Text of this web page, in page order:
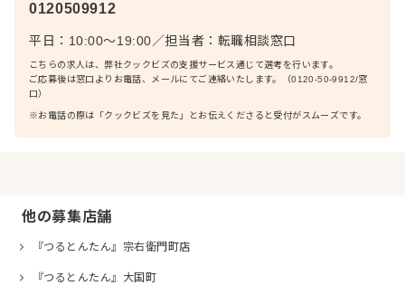
0120509912
平日：10:00〜19:00／担当者： 転職相談窓口
こちらの求人は、弊社クックビズの支援サービス通じて選考を行います。
ご応募後は窓口よりお電話、メールにてご連絡いたします。（0120-50-9912/窓
口）
※お電話の際は「クックビズを見た」とお伝えくださると受付がスムーズです。
他の募集店舗
『つるとんたん』宗右衛門町店
『つるとんたん』大国町